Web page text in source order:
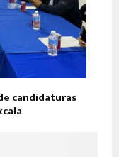
candidaturas